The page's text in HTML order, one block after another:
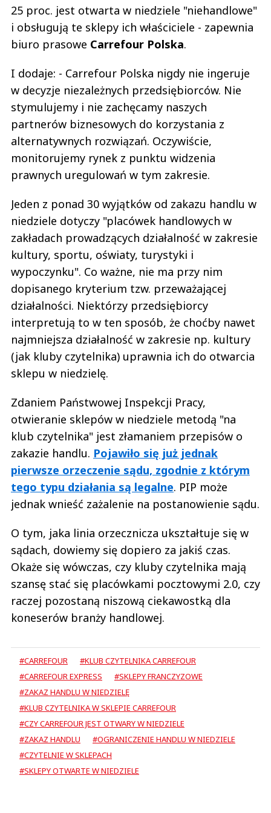
25 proc. jest otwarta w niedziele "niehandlowe"
i obsługują te sklepy ich właściciele - zapewnia
biuro prasowe Carrefour Polska.
I dodaje: - Carrefour Polska nigdy nie ingeruje
w decyzje niezależnych przedsiębiorców. Nie
stymulujemy i nie zachęcamy naszych
partnerów biznesowych do korzystania z
alternatywnych rozwiązań. Oczywiście,
monitorujemy rynek z punktu widzenia
prawnych uregulowań w tym zakresie.
Jeden z ponad 30 wyjątków od zakazu handlu w
niedziele dotyczy "placówek handlowych w
zakładach prowadzących działalność w zakresie
kultury, sportu, oświaty, turystyki i
wypoczynku". Co ważne, nie ma przy nim
dopisanego kryterium tzw. przeważającej
działalności. Niektórzy przedsiębiorcy
interpretują to w ten sposób, że choćby nawet
najmniejsza działalność w zakresie np. kultury
(jak kluby czytelnika) uprawnia ich do otwarcia
sklepu w niedzielę.
Zdaniem Państwowej Inspekcji Pracy,
otwieranie sklepów w niedziele metodą "na
klub czytelnika" jest złamaniem przepisów o
zakazie handlu. Pojawiło się już jednak
pierwsze orzeczenie sądu, zgodnie z którym
tego typu działania są legalne. PIP może
jednak wnieść zażalenie na postanowienie sądu.
O tym, jaka linia orzecznicza ukształtuje się w
sądach, dowiemy się dopiero za jakiś czas.
Okaże się wówczas, czy kluby czytelnika mają
szansę stać się placówkami pocztowymi 2.0, czy
raczej pozostaną niszową ciekawostką dla
koneserów branży handlowej.
#CARREFOUR
#KLUB CZYTELNIKA CARREFOUR
#CARREFOUR EXPRESS
#SKLEPY FRANCZYZOWE
#ZAKAZ HANDLU W NIEDZIELĘ
#KLUB CZYTELNIKA W SKLEPIE CARREFOUR
#CZY CARREFOUR JEST OTWARY W NIEDZIELE
#ZAKAZ HANDLU
#OGRANICZENIE HANDLU W NIEDZIELE
#CZYTELNIE W SKLEPACH
#SKLEPY OTWARTE W NIEDZIELE